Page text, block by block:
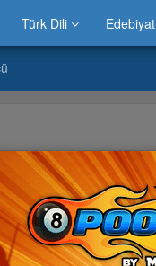
Türk Dili Edebiyat